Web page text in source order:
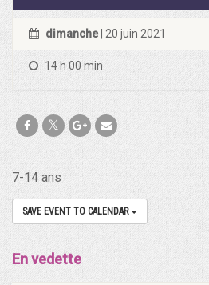
dimanche| 20 juin 2021
14 h 00 min
7-14 ans
SAVE EVENT TO CALENDAR
En vedette